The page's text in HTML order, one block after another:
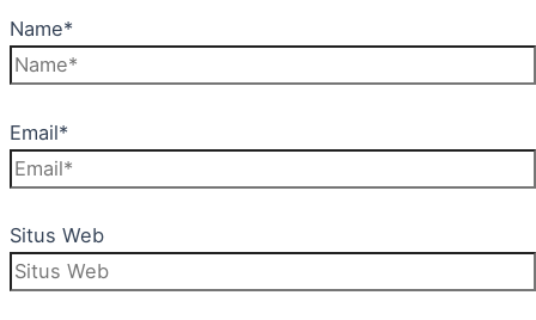
Name*
Email*
Situs Web